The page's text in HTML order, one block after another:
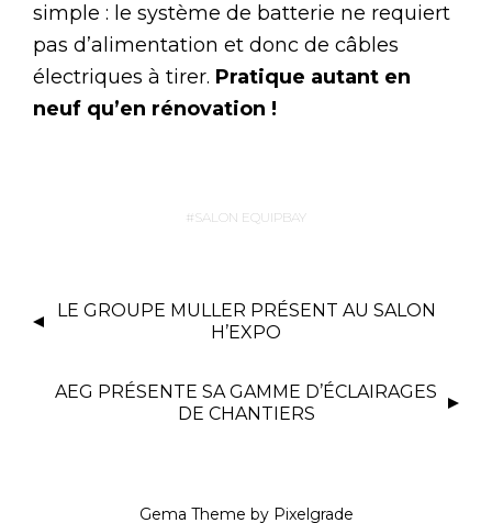
simple : le système de batterie ne requiert
pas d’alimentation et donc de câbles
électriques à tirer. Pratique autant en
neuf qu’en rénovation !
SALON EQUIPBAY
LE GROUPE MULLER PRÉSENT AU SALON
H’EXPO
AEG PRÉSENTE SA GAMME D’ÉCLAIRAGES
DE CHANTIERS
Gema Theme by Pixelgrade